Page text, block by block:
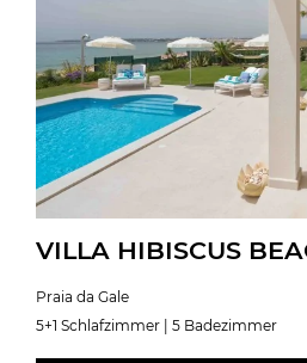
VILLA HIBISCUS
Praia da Gale
5+1 Schlafzimmer | 5 Badezimmer